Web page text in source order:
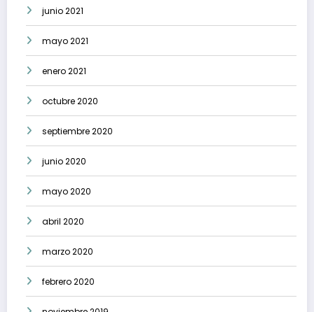
junio 2021
mayo 2021
enero 2021
octubre 2020
septiembre 2020
junio 2020
mayo 2020
abril 2020
marzo 2020
febrero 2020